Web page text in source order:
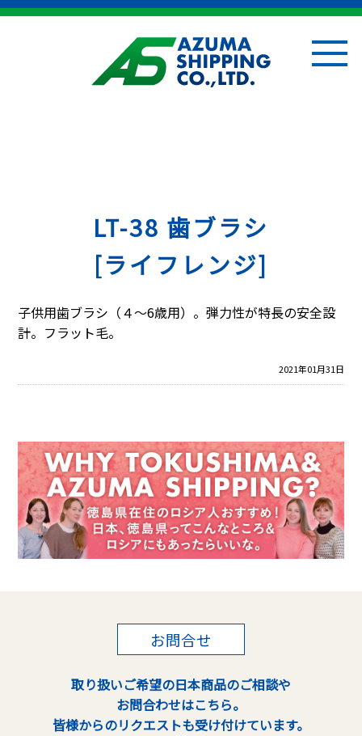
LT-38 歯ブラシ
[ライフレンジ]
子供用歯ブラシ（４～6歳用）。弾力性が特長の安全設
計。フラット毛。
2021年01月31日
お問合せ
取り扱いご希望の日本商品のご相談や
お問合わせはこちら。
皆様からのリクエストも受け付けています。